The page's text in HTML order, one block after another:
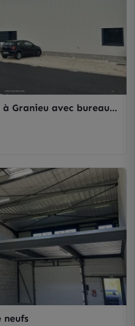
Granieu avec bureaux